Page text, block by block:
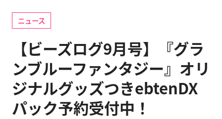
ニュース
【ビーズログ9月号】『グラ
ンブルーファンタジー』オリ
ジナルグッズつきebtenDX
パック予約受付中！